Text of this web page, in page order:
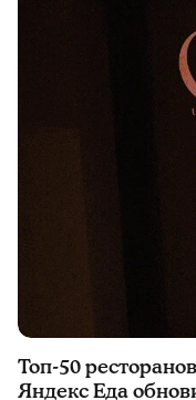
Топ-50
Яндекс Еда